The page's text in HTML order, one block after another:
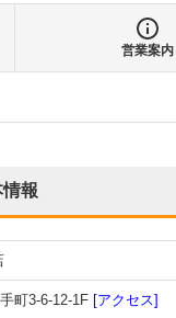
営業案内
報
町3-6-12-1F [アクセス]